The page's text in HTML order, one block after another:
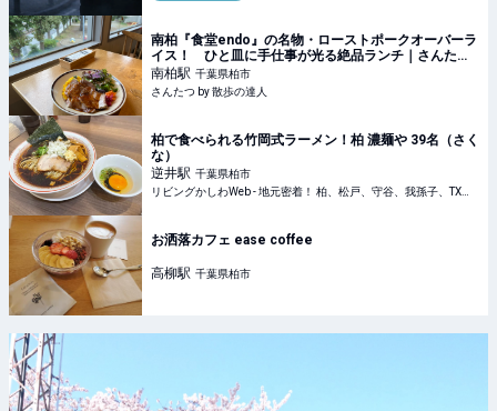
南柏『食堂endo』の名物・ローストポークオーバーラ
イス！ ひと皿に手仕事が光る絶品ランチ｜さんたつ
by 散歩の達人
南柏駅 千葉県柏市
さんたつ by 散歩の達人
柏で食べられる竹岡式ラーメン！柏 濃麺や 39名（さく
な）
逆井駅 千葉県柏市
お洒落カフェ ease coffee
高柳駅 千葉県柏市